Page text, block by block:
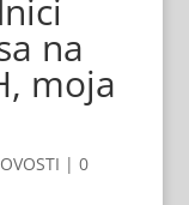
na
moja
| 0